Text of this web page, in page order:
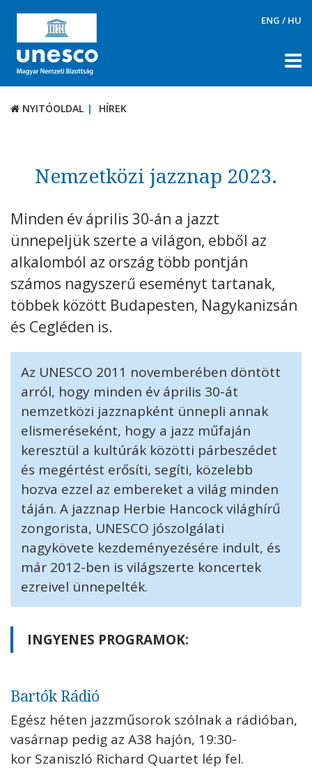
ENG / HU
NYITÓOLDAL HÍREK
TÉMÁK
PÁLYÁZATOK / DÍJAK
KAPCSOLAT
Adatkezelési tájékoztató Impresszum
Technikai információk
NYITÓOLDAL HÍREK
Nemzetközi jazznap 2023.
Minden év április 30-án a jazzt
ünnepeljük szerte a világon, ebből az
alkalomból az ország több pontján
számos nagyszerű eseményt tartanak,
többek között Budapesten, Nagykanizsán
és Cegléden is.
Az UNESCO 2011 novemberében döntött
arról, hogy minden év április 30-át
nemzetközi jazznapként ünnepli annak
elismeréseként, hogy a jazz műfaján
keresztül a kultúrák közötti párbeszédet
és megértést erősíti, segíti, közelebb
hozva ezzel az embereket a világ minden
táján. A jazznap Herbie Hancock világhírű
zongorista, UNESCO jószolgálati
nagykövete kezdeményezésére indult, és
már 2012-ben is világszerte koncertek
ezreivel ünnepelték.
INGYENES PROGRAMOK:
Bartók Rádió
Egész héten jazzműsorok szólnak a rádióban,
vasárnap pedig az A38 hajón, 19:30-
kor Szaniszló Richard Quartet lép fel.